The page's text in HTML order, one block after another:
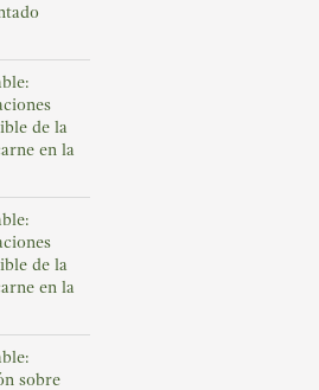
de la
en la
de la
en la
sobre